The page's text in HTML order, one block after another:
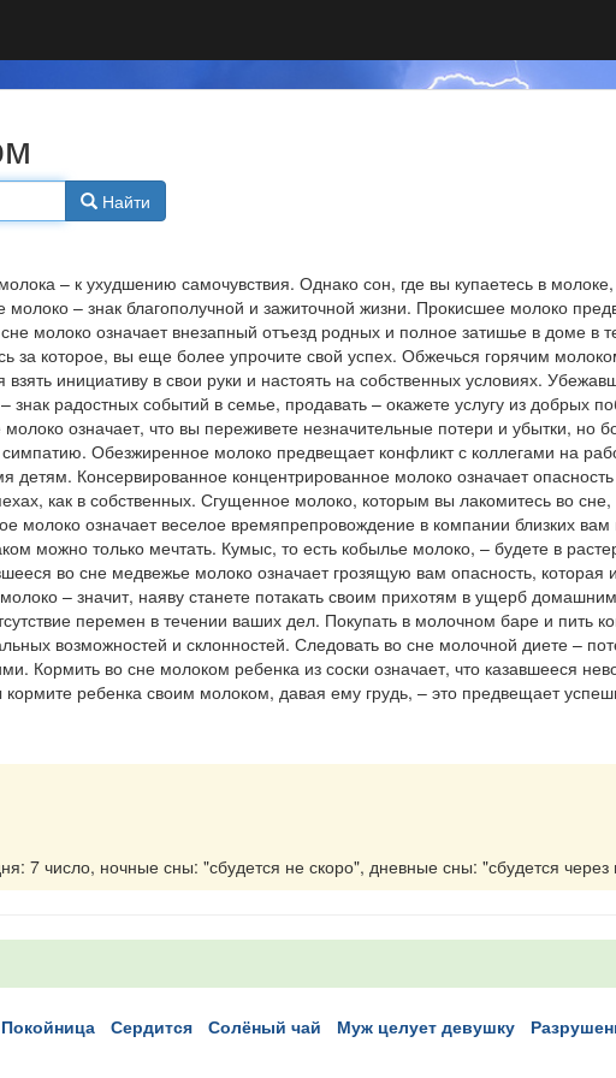
Найти
– к ухудшению самочувствия. Однако сон, где вы купаетесь в
– знак благополучной и зажиточной жизни. Прокисшее молоко
молоко означает внезапный отъезд родных и полное затишье в доме в
за которое, вы еще более упрочите свой успех. Обжечься горячим
инициативу в свои руки и настоять на собственных условиях.
радостных событий в семье, продавать – окажете услугу из добрых
означает, что вы переживете незначительные потери и убытки, но
Обезжиренное молоко предвещает конфликт с коллегами на
Консервированное концентрированное молоко означает
как в собственных. Сгущенное молоко, которым вы лакомитесь во
молоко означает веселое времяпрепровождение в компании близких вам
можно только мечтать. Кумыс, то есть кобылье молоко, – будете в
во сне медвежье молоко означает грозящую вам опасность, которая
– значит, наяву станете потакать своим прихотям в ущерб
перемен в течении ваших дел. Покупать в молочном баре и пить
возможностей и склонностей. Следовать во сне молочной диете –
Кормить во сне молоком ребенка из соски означает, что казавшееся
ребенка своим молоком, давая ему грудь, – это предвещает
7 число, ночные сны: "сбудется не скоро", дневные сны: "сбудется через
покойница сердится солёный чай муж целует девушку